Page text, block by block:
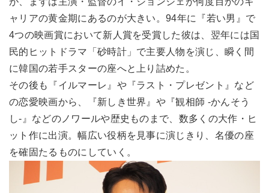
ャリアの黄金期にあるのが大きい。94年に『若い男』で
4つの映画賞において新人賞を受賞した彼は、翌年には国
民的ヒットドラマ「砂時計」で主要人物を演じ、瞬く間
に韓国の若手スターの座へと上り詰めた。
その後も『イルマーレ』や『ラスト・プレゼント』など
の恋愛映画から、『新しき世界』や『観相師 -かんそう
し-』などのノワールや歴史ものまで、数多くの大作・ヒ
ット作に出演。幅広い役柄を見事に演じきり、名優の座
を確固たるものにしていく。